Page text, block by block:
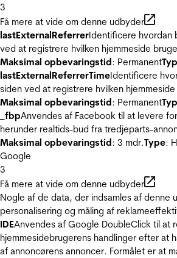
3
Få mere at vide om denne udbyder
lastExternalReferrerIdentificere hvordan
ved at registrere hvilken hjemmeside
Maksimal opbevaringstid: Permanent
lastExternalReferrerTimeIdentificere
siden ved at registrere hvilken
Maksimal opbevaringstid: Permanent
_fbpAnvendes af Facebook til at levere
herunder realtids-bud fra tredjeparts-
Maksimal opbevaringstid: 3 mdr.Type:
Google
3
Få mere at vide om denne udbyder
Nogle af de data, der indsamles af denne
personalisering og måling af
IDEAnvendes af Google DoubleClick til at
hjemmesidebrugerens handlinger efter at
af annoncørens annoncer. Formålet er at